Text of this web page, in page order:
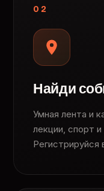
02
Найди
Умная лента и
лекции, спорт
Регистрируйся